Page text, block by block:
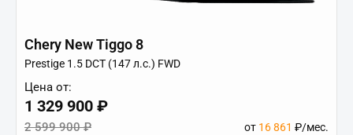
Chery New Tiggo 8
Prestige 1.5 DCT (147 л.с.) FWD
Цена от:
1 329 900 ₽
2 599 900 ₽ от 16 861 ₽/мес.